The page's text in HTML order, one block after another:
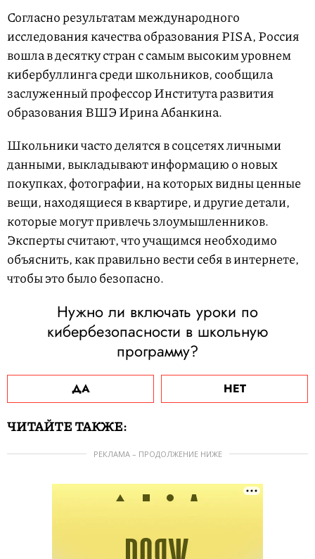
Согласно результатам международного
исследования качества образования PISA, Россия
вошла в десятку стран с самым высоким уровнем
кибербуллинга среди школьников, сообщила
заслуженный профессор Института развития
образования ВШЭ Ирина Абанкина.
Школьники часто делятся в соцсетях личными
данными, выкладывают информацию о новых
покупках, фотографии, на которых видны ценные
вещи, находящиеся в квартире, и другие детали,
которые могут привлечь злоумышленников.
Эксперты считают, что учащимся необходимо
объяснить, как правильно вести себя в интернете,
чтобы это было безопасно.
Нужно ли включать уроки по
кибербезопасности в школьную
программу?
ДА НЕТ
ЧИТАЙТЕ ТАКЖЕ:
РЕКЛАМА – ПРОДОЛЖЕНИЕ НИЖЕ